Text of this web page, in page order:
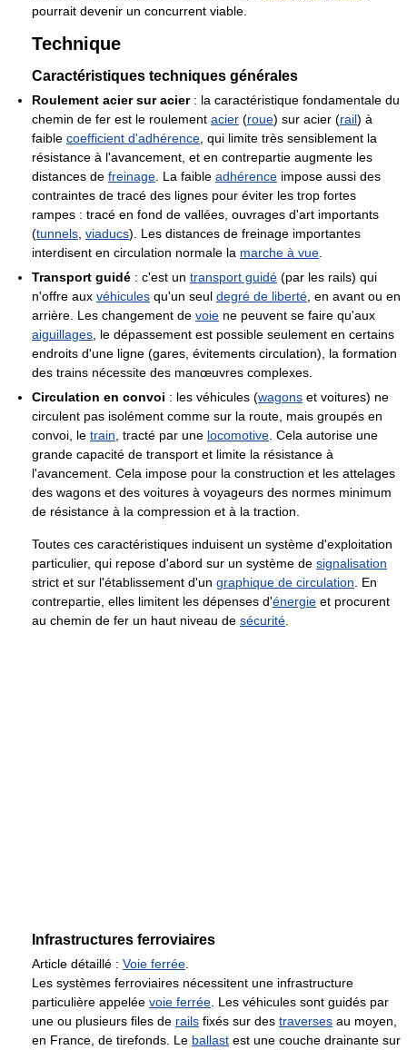
pourrait devenir un concurrent viable.
Technique
Caractéristiques techniques générales
Roulement acier sur acier: la caractéristique fondamentale du
chemin de fer est le roulement acier (roue) sur acier (rail) à
faible coefficient d'adhérence , qui limite très sensiblement la
résistance à l'avancement, et en contrepartie augmente les
distances de freinage . La faible adhérence impose aussi des
contraintes de tracé des lignes pour éviter les trop fortes
rampes : tracé en fond de vallées, ouvrages d'art importants
(tunnels viaducs). Les distances de freinage importantes
interdisent en circulation normale la marche à vue
Transport guidé : c'est un transport guidé (par les rails) qui
n'offre aux véhicules qu'un seul degré de liberté , en avant ou en
arrière. Les changement de voie ne peuvent se faire qu'aux
aiguillages , le dépassement est possible seulement en certains
endroits d'une ligne (gares, évitements circulation), la formation
des trains nécessite des manœuvres complexes.
Circulation en convoi : les véhicules (wagons et voitures) ne
circulent pas isolément comme sur la route, mais groupés en
convoi, le train , tracté par une locomotive . Cela autorise une
grande capacité de transport et limite la résistance à
l'avancement. Cela impose pour la construction et les attelages
des wagons et des voitures à voyageurs des normes minimum
de résistance à la compression et à la traction.
Toutes ces caractéristiques induisent un système d'exploitation
particulier, qui repose d'abord sur un système de signalisation
strict et sur l'établissement d'un graphique de circulation . En
contrepartie, elles limitent les dépenses d'énergie et procurent
au chemin de fer un haut niveau de sécurité
Infrastructures ferroviaires
Article détaillé : Voie ferrée
Les systèmes ferroviaires nécessitent une infrastructure
particulière appelée voie ferrée . Les véhicules sont guidés par
une ou plusieurs files de rails fixés sur des traverses au moyen,
en France, de tirefonds. Le ballast est une couche drainante sur